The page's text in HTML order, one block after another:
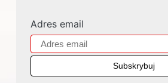
Adres email